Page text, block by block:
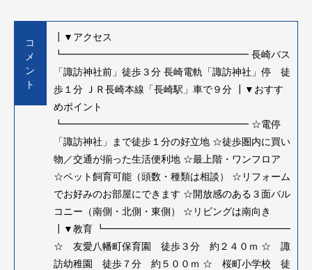
コ
メ
ン
ト
┃▼アクセス
┗━━━━━━━━━━━━━━━━━━━ 長崎バス
「諏訪神社前」徒歩３分 長崎電軌「諏訪神社」停 徒
歩１分 ＪＲ長崎本線「長崎駅」車で９分 ┃▼おすす
めポイント
┗━━━━━━━━━━━━━━━━━━━ ☆電停
「諏訪神社」まで徒歩１分の好立地 ☆徒歩圏内に買い
物／交通が揃った生活便利地 ☆最上階・ワンフロア
☆ペット飼育可能（頭数・種類は相談） ☆リフォーム
でお好みのお部屋にできます ☆開放感のある３面バル
コニー（南側・北側・東側） ☆リビングは南向き
┃▼教育 ┗━━━━━━━━━━━━━━━━━━━
☆ 友愛八幡町保育園 徒歩３分 約２４０ｍ ☆ 諏
訪幼稚園 徒歩７分 約５００ｍ ☆ 桜町小学校 徒